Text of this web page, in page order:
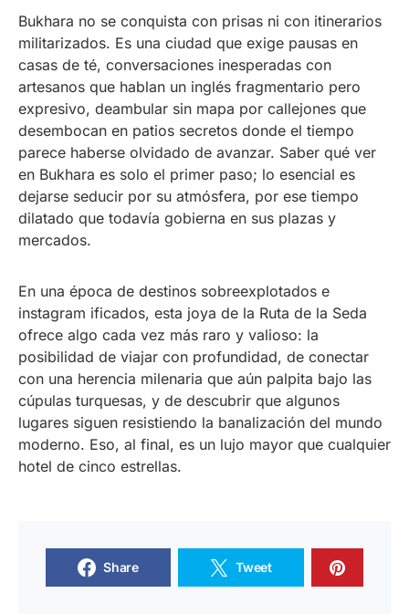
Bukhara no se conquista con prisas ni con itinerarios
militarizados. Es una ciudad que exige pausas en
casas de té, conversaciones inesperadas con
artesanos que hablan un inglés fragmentario pero
expresivo, deambular sin mapa por callejones que
desembocan en patios secretos donde el tiempo
parece haberse olvidado de avanzar. Saber qué ver
en Bukhara es solo el primer paso; lo esencial es
dejarse seducir por su atmósfera, por ese tiempo
dilatado que todavía gobierna en sus plazas y
mercados.
En una época de destinos sobreexplotados e
instagram ificados, esta joya de la Ruta de la Seda
ofrece algo cada vez más raro y valioso: la
posibilidad de viajar con profundidad, de conectar
con una herencia milenaria que aún palpita bajo las
cúpulas turquesas, y de descubrir que algunos
lugares siguen resistiendo la banalización del mundo
moderno. Eso, al final, es un lujo mayor que cualquier
hotel de cinco estrellas.
Share Tweet